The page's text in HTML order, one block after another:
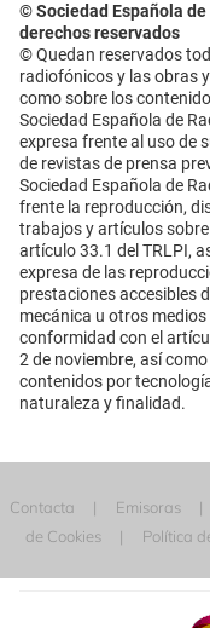
© Sociedad Española
derechos reservados
© Quedan reservados
radiofónicos y las obras
como sobre los
Sociedad Española de
expresa frente al uso de
de revistas de prensa
Sociedad Española de
frente la reproducción,
trabajos y artículos
artículo 33.1 del TRLPI,
expresa de las
prestaciones accesibles
mecánica u otros
conformidad con el
2 de noviembre, así
contenidos por
naturaleza y finalidad.
Contacta Emisoras
de Cookies
Política